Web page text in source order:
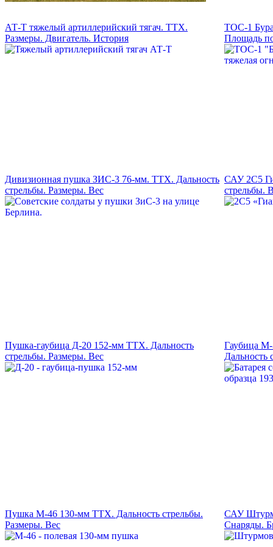
АТ-Т тяжелый артиллерийский тягач. ТТХ.
Размеры. Двигатель. История
ТОС-1
Площадь
Дивизионная пушка ЗИС-3 76-мм. ТТХ. Дальность
стрельбы. Размеры. Вес
САУ 2С5
стрельбы.
Пушка-гаубица Д-20 152-мм ТТХ. Дальность
стрельбы. Размеры. Вес
Гаубица
Дальность
Пушка М-46 130-мм ТТХ. Дальность стрельбы.
Размеры. Вес
САУ
Снаряды.